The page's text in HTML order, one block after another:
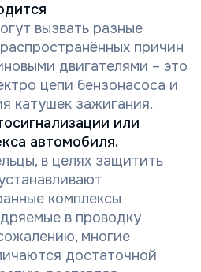
вызвать разные
причин
двигателями – это
цепи бензонасоса и
катушек зажигания.
или
автомобиля.
в целях защитить
комплексы
в проводку
многие
достаточной